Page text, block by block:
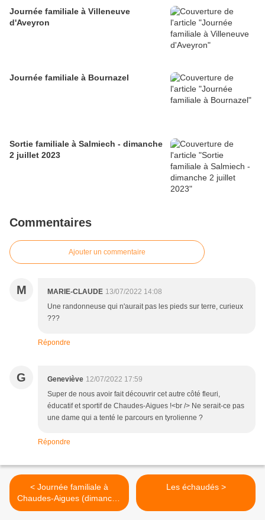
Journée familiale à Villeneuve
d'Aveyron
Journée familiale à Bournazel
Sortie familiale à Salmiech - dimanche
2 juillet 2023
Commentaires
Ajouter un commentaire
M MARIE-CLAUDE 13/07/2022 14:08
Une randonneuse qui n'aurait pas les pieds sur terre, curieux
???
Répondre
G Geneviève 12/07/2022 17:59
Super de nous avoir fait découvrir cet autre côté fleuri,
éducatif et sportif de Chaudes-Aigues !<br /> Ne serait-ce pas
une dame qui a tenté le parcours en tyrolienne ?
Répondre
< Journée familiale à
Chaudes-Aigues (dimanche
3 juillet 2022).
Les échaudés >